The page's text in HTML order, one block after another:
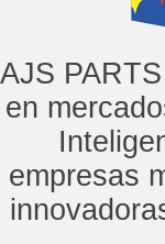
AJS
en
empresas